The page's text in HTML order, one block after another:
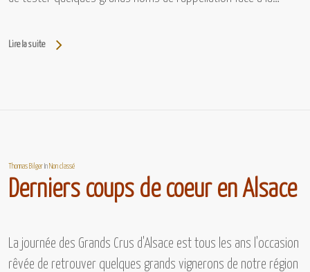
Lire la suite
Thomas Bilger InNon classé
Derniers coups de coeur en Alsace
La journée des Grands Crus d'Alsace est tous les ans l'occasion
rêvée de retrouver quelques grands vignerons de notre région